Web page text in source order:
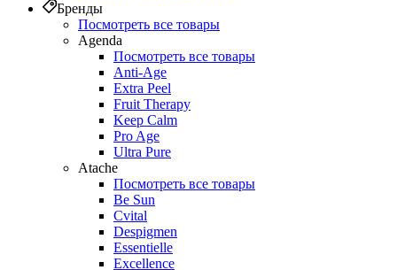
Бренды
Посмотреть все товары
Agenda
Посмотреть все товары
Anti‑Age
Extra Peel
Fruit Therapy
Keep Calm
Pro Age
Ultra Pure
Atache
Посмотреть все товары
Be Sun
Cvital
Despigmen
Essentielle
Excellence